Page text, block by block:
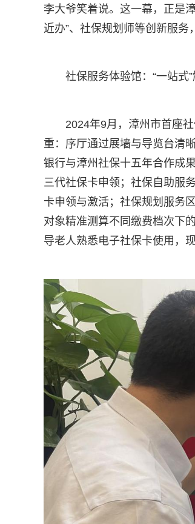
李大爷笑着说。这一幕，正是
近办”、社保规划师等创新服务
社保服务体验馆：“一站式
2024年9月，漳州市首座
重：序厅通过展墙与导览台清
银行与漳州社保十五年合作成
三代社保卡申领；社保自助服
卡申领与激活；社保规划服务
对象精准测算不同缴费档次下
导老人熟悉电子社保卡使用，